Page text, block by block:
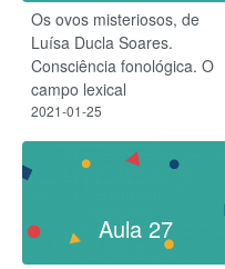
Os ovos misteriosos, de
Luísa Ducla Soares.
Consciência fonológica. O
campo lexical
2021-01-25
Aula 27